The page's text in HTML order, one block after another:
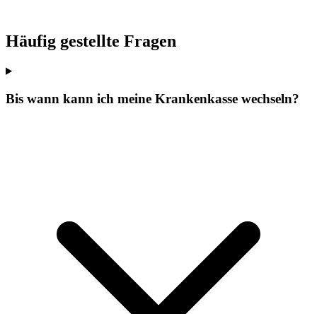
Häufig gestellte Fragen
Bis wann kann ich meine Krankenkasse wechseln?